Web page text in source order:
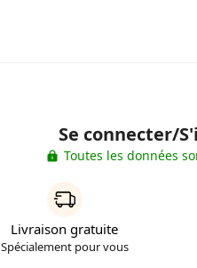
Se connecter/
Toutes les données
Livraison gratuite
Spécialement pour vous